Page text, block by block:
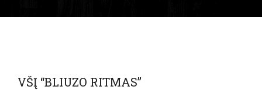
VŠĮ “BLIUZO RITMAS”